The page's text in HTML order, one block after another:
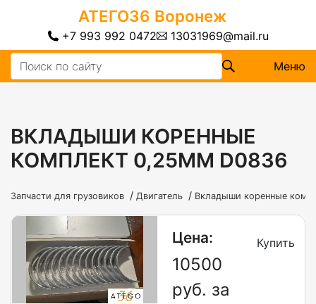
АТЕГО36 Воронеж
+7 993 992 0472 13031969@mail.ru
Меню
ВКЛАДЫШИ КОРЕННЫЕ
КОМПЛЕКТ 0,25ММ D0836
Запчасти для грузовиков / Двигатель / Вкладыши коренные
Цена:
10500
руб. за
Купить